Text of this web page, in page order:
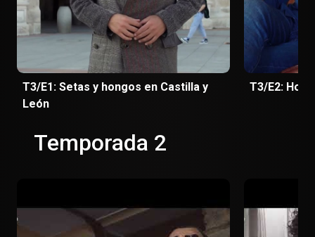
T3/E1: Setas y hongos en Castilla y
León
Temporada 2